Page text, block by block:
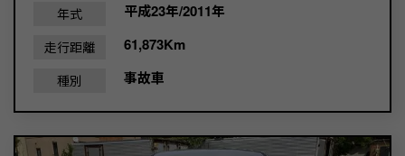
年式 平成23年/2011年
走行距離 61,873Km
種別 事故車